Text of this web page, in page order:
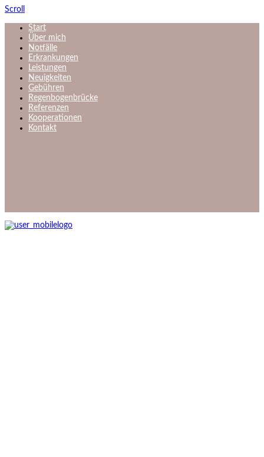
Scroll
Start
Über mich
Notfälle
Erkrankungen
Leistungen
Neuigkeiten
Gebühren
Regenbogenbrücke
Referenzen
Kooperationen
Kontakt